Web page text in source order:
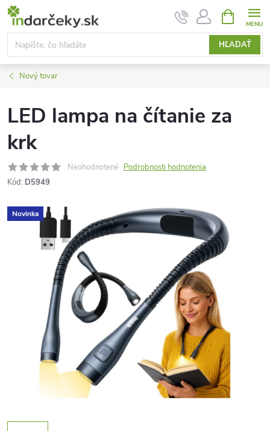
Prejsť
obsah
HĽADAŤ
KOŠÍK
Nový tovar
LED lampa na čítanie za
krk
Neohodnotené Podrobnosti hodnotenia
Kód: D5949
Novinka